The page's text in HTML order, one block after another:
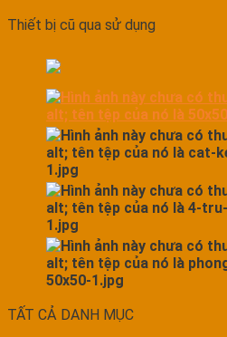
Thiết bị cũ qua sử dụng
TẤT CẢ DANH MỤC